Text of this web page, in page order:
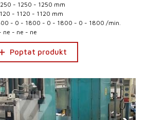
- 1250 - 1250 mm
- 1120 - 1120 mm
- 0 - 1800 - 0 - 1800 - 0 - 1800 /min.
ne - ne - ne
Poptat produkt